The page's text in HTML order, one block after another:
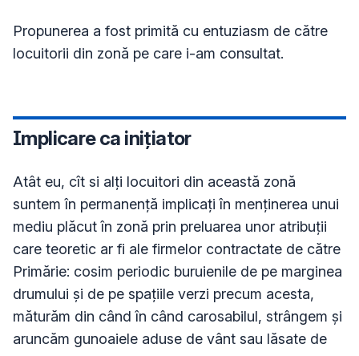
Propunerea a fost primită cu entuziasm de către
locuitorii din zonă pe care i-am consultat.
Implicare ca inițiator
Atât eu, cît si alți locuitori din această zonă
suntem în permanență implicați în menținerea unui
mediu plăcut în zonă prin preluarea unor atribuții
care teoretic ar fi ale firmelor contractate de către
Primărie: cosim periodic buruienile de pe marginea
drumului și de pe spațiile verzi precum acesta,
măturăm din când în când carosabilul, strângem și
aruncăm gunoaiele aduse de vânt sau lăsate de